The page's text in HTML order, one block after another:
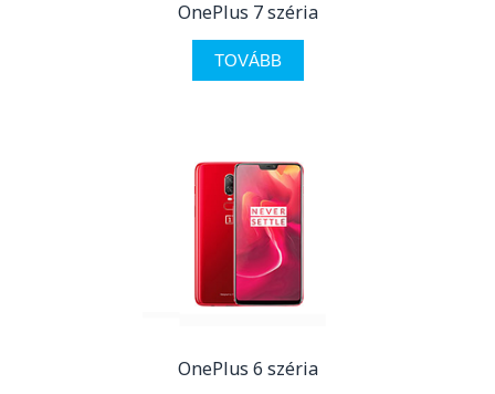
OnePlus 7 széria
TOVÁBB
OnePlus 6 széria